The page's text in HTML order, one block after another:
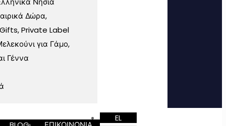
Δώρα,
Private Label
για Γάμο,
Γέννα
EL